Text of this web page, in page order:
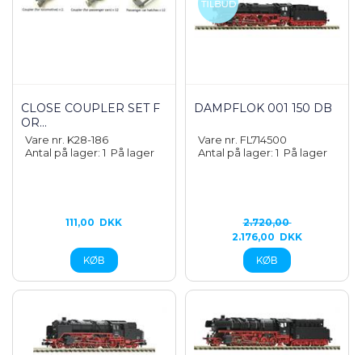
CLOSE COUPLER SET F
OR...
Vare nr. K28-186
Antal på lager: 1 På lager
111,00 DKK
DAMPFLOK 001 150 DB
Vare nr. FL714500
Antal på lager: 1 På lager
2.720,00
2.176,00 DKK